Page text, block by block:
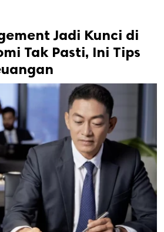
Jadi Kunci di
Tak Pasti, Ini Tips